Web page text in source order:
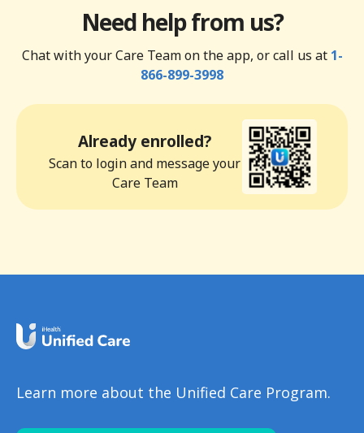
Need help from us?
Chat with your Care Team on the app, or call us at 1-
866-899-3998
Already enrolled?
Scan to login and message your
Care Team
Learn more about the Unified Care Program.